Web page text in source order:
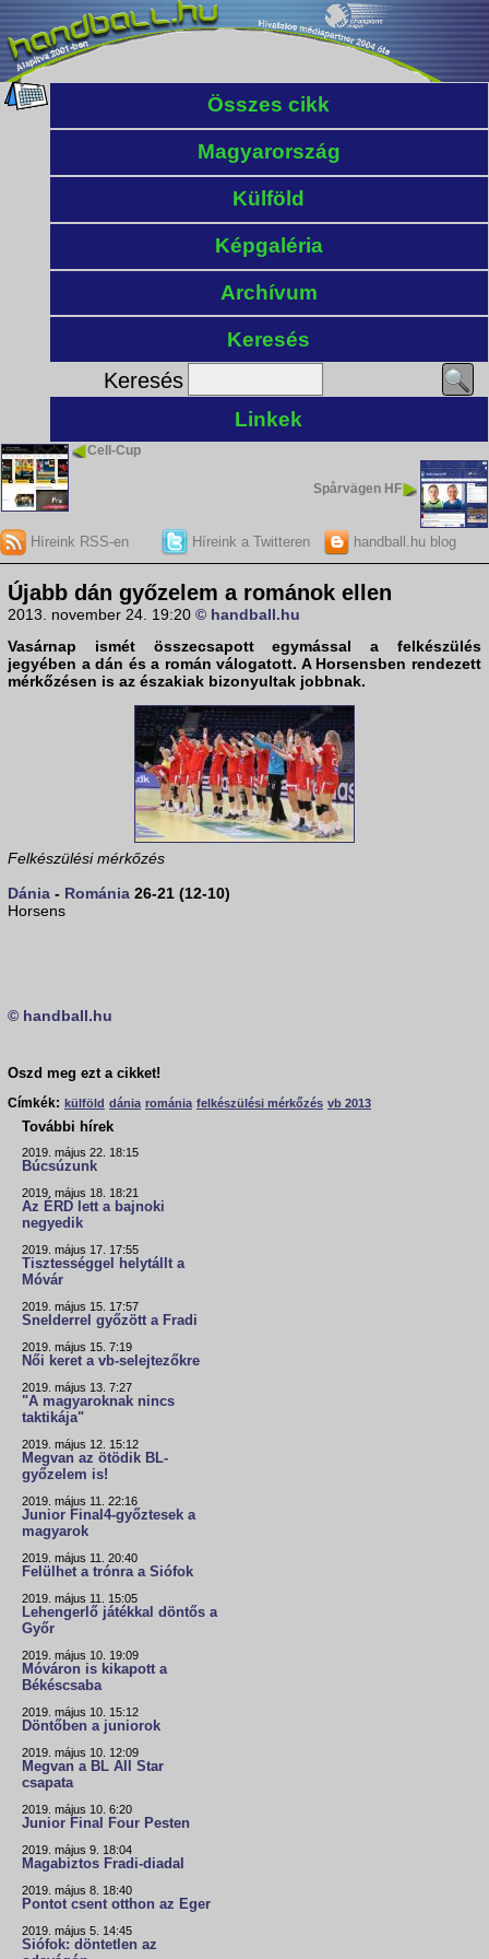
Összes cikk
Magyarország
Külföld
Képgaléria
Archívum
Keresés
Keresés
Linkek
Cell-Cup
Spårvägen HF
Híreink RSS-en Híreink a Twitteren handball.hu blog
Újabb dán győzelem a románok ellen
2013. november 24. 19:20 © handball.hu
Vasárnap ismét összecsapott egymással a felkészülés
jegyében adán és a román válogatott. A Horsensben rendezett
mérkőzésen is az északiak bizonyultak jobbnak.
Felkészülési mérkőzés
Dánia - Románia 26-21 (12-10)
Horsens
© handball.hu
Oszd meg ezt a cikket!
Címkék: külföld dánia románia felkészülési mérkőzés vb 2013
További hírek
2019. május 22. 18:15
Búcsúzunk
2019. május 18. 18:21
Az ÉRD lett a bajnoki
negyedik
2019. május 17. 17:55
Tisztességgel helytállt a
Móvár
2019. május 15. 17:57
Snelderrel győzött a Fradi
2019. május 15. 7:19
Női keret a vb-selejtezőkre
2019. május 13. 7:27
"A magyaroknak nincs
taktikája"
2019. május 12. 15:12
Megvan az ötödik BL-
győzelem is!
2019. május 11. 22:16
Junior Final4-győztesek a
magyarok
2019. május 11. 20:40
Felülhet a trónra a Siófok
2019. május 11. 15:05
Lehengerlő játékkal döntős a
Győr
2019. május 10. 19:09
Móváron is kikapott a
Békéscsaba
2019. május 10. 15:12
Döntőben a juniorok
2019. május 10. 12:09
Megvan a BL All Star
csapata
2019. május 10. 6:20
Junior Final Four Pesten
2019. május 9. 18:04
Magabiztos Fradi-diadal
2019. május 8. 18:40
Pontot csent otthon az Eger
2019. május 5. 14:45
Siófok: döntetlen az